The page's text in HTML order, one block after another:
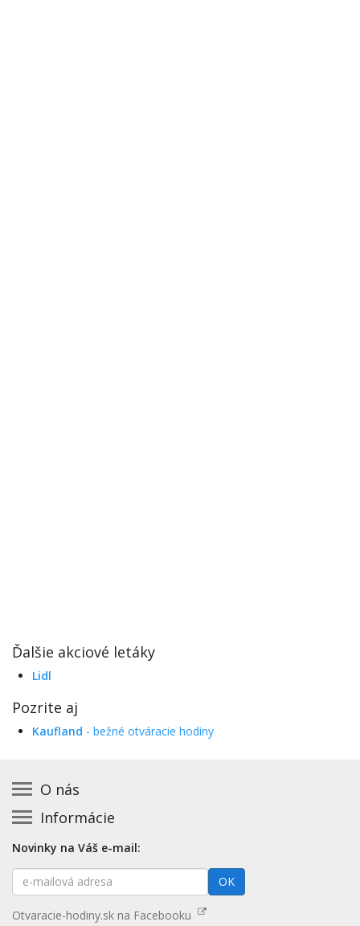
Ďalšie akciové letáky
Lidl
Pozrite aj
Kaufland - bežné otváracie hodiny
O nás
Kontakt na prevádzkovateľa
Zásady používania cookies
Prehlásenie o prístupnosti
Mapa stránok
Informácie
Základná registrácia otváracích hodín zadarmo
Platené služby
Nenašli ste otváracie hodiny? Pošlite nám tip
Novinky na Váš e-mail:
E-
mailová
OK
Otvaracie-hodiny.sk na Facebooku